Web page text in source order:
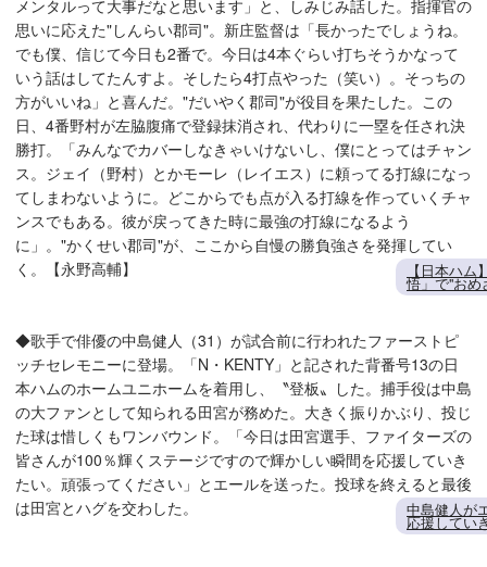
メンタルって大事だなと思います」と、しみじみ話した。指揮官の
思いに応えた"しんらい郡司"。新庄監督は「長かったでしょうね。
でも僕、信じて今日も2番で。今日は4本ぐらい打ちそうかなって
いう話はしてたんすよ。そしたら4打点やった（笑い）。そっちの
方がいいね」と喜んだ。"だいやく郡司"が役目を果たした。この
日、4番野村が左脇腹痛で登録抹消され、代わりに一塁を任され決
勝打。「みんなでカバーしなきゃいけないし、僕にとってはチャン
ス。ジェイ（野村）とかモーレ（レイエス）に頼ってる打線になっ
てしまわないように。どこからでも点が入る打線を作っていくチャ
ンスでもある。彼が戻ってきた時に最強の打線になるよう
に」。"かくせい郡司"が、ここから自慢の勝負強さを発揮してい
く。【永野高輔】
【日本ハ
悟」で"おめ
◆歌手で俳優の中島健人（31）が試合前に行われたファーストピ
ッチセレモニーに登場。「N・KENTY」と記された背番号13の日
本ハムのホームユニホームを着用し、〝登板〟した。捕手役は中島
の大ファンとして知られる田宮が務めた。大きく振りかぶり、投じ
た球は惜しくもワンバウンド。「今日は田宮選手、ファイターズの
皆さんが100％輝くステージですので輝かしい瞬間を応援していき
たい。頑張ってください」とエールを送った。投球を終えると最後
は田宮とハグを交わした。
中島健人が
応援してい